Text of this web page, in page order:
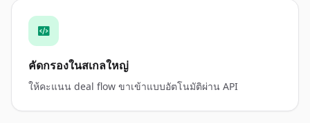
คัดกรองในสเกลใหญ่
ให้คะแนน deal flow ขาเข้าแบบอัตโนมัติผ่าน API